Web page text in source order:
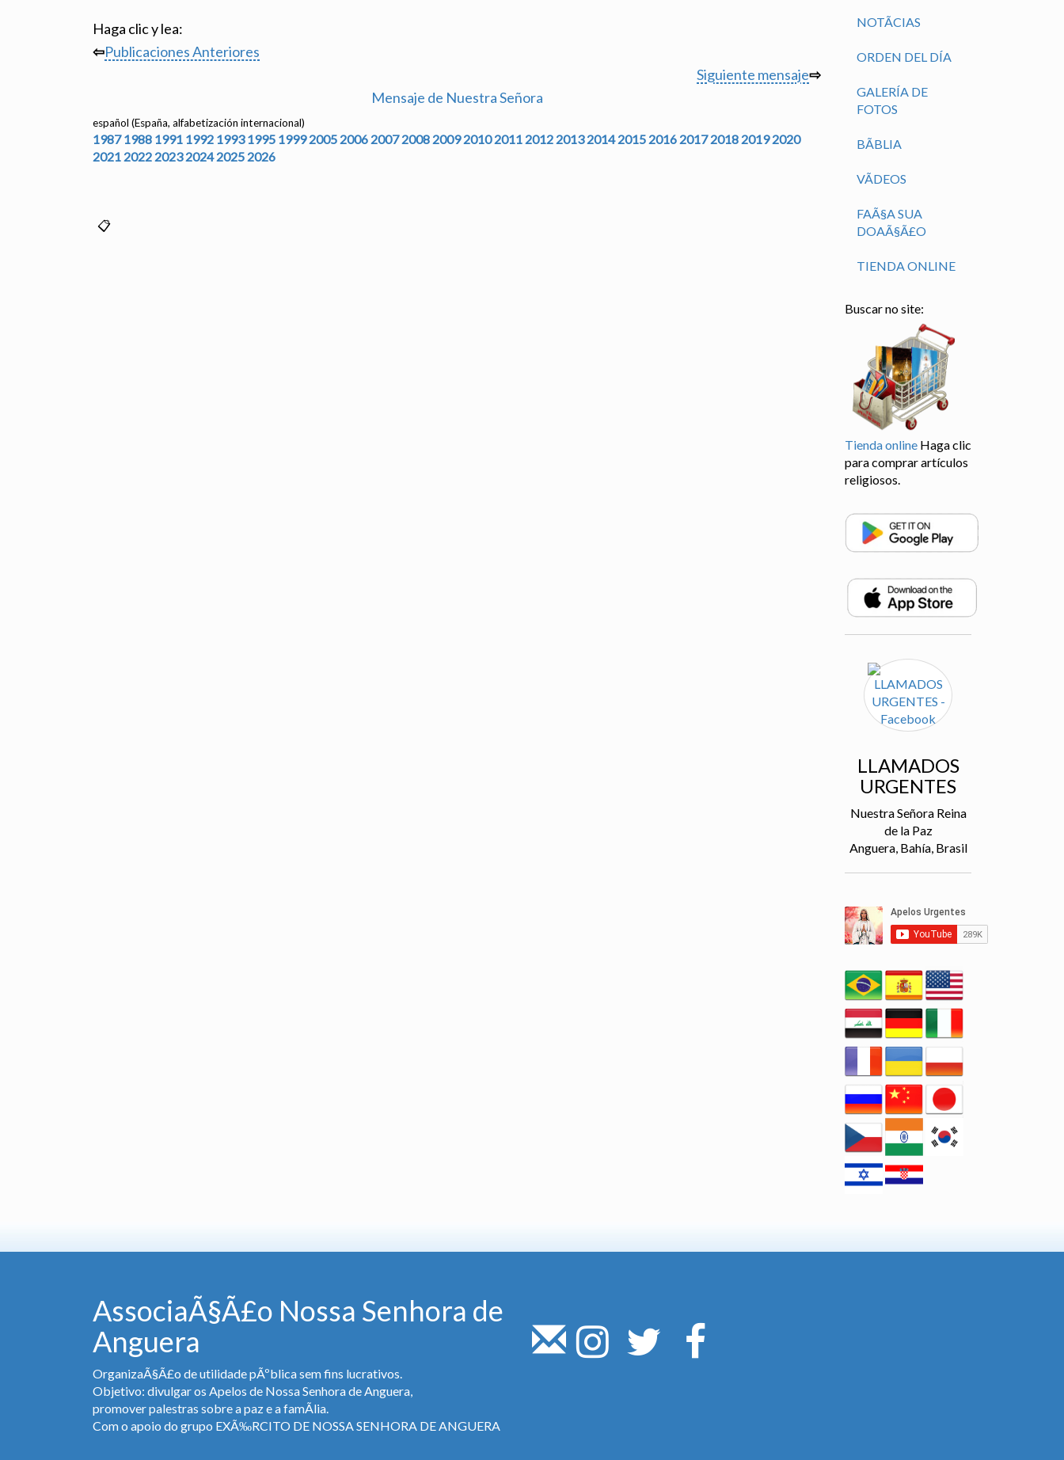
Haga clic y lea:
⇦Publicaciones Anteriores
Siguiente mensaje⇨
Mensaje de Nuestra Señora
español (España, alfabetización internacional)
1987 1988 1991 1992 1993 1995 1999 2005 2006 2007 2008 2009 2010 2011 2012 2013 2014 2015 2016 2017 2018 2019 2020
2021 2022 2023 2024 2025 2026
NOTÃ­CIAS
ORDEN DEL DÍA
GALERÍA DE
FOTOS
BÃ­BLIA
VÃ­DEOS
FAÃ§A SUA
DOAÃ§Ã£O
TIENDA ONLINE
Buscar no site:
Tienda online Haga clic
para comprar artículos
religiosos.
LLAMADOS
URGENTES
Nuestra Señora Reina
de la Paz
Anguera, Bahía, Brasil
AssociaÃ§Ã£o Nossa Senhora de
Anguera
OrganizaÃ§Ã£o de utilidade pÃºblica sem fins lucrativos.
Objetivo: divulgar os Apelos de Nossa Senhora de Anguera,
promover palestras sobre a paz e a famÃ­lia.
Com o apoio do grupo EXÃ‰RCITO DE NOSSA SENHORA DE ANGUERA